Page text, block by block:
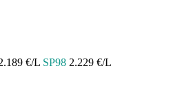
€/L SP98 2.229 €/L